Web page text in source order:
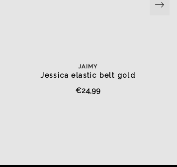
JAIMY
Jessica elastic belt gold
€24,99